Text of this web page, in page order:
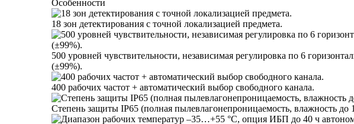
Особенности
18 зон детектирования с точной локализацией предмета.
500 уровней чувствительности, независимая регулировка по 6
(±99%).
400 рабочих частот + автоматический выбор свободного канала.
Степень защиты IP65 (полная пылевлагонепроницаемость, влажность до